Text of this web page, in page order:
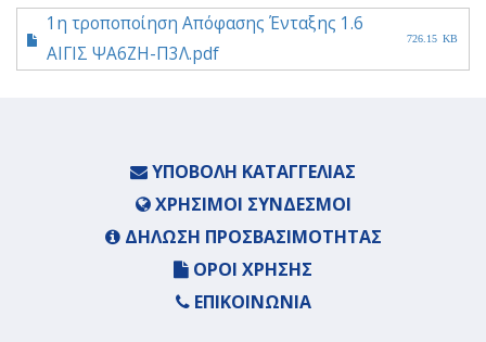
1η τροποποίηση Απόφασης Ένταξης 1.6
ΑΙΓΙΣ ΨΑ6ΖΗ-Π3Λ.pdf
726.15 KB
ΥΠΟΒΟΛΉ ΚΑΤΑΓΓΕΛΊΑΣ
ΧΡΉΣΙΜΟΙ ΣΎΝΔΕΣΜΟΙ
ΔΉΛΩΣΗ ΠΡΟΣΒΑΣΙΜΌΤΗΤΑΣ
ΌΡΟΙ ΧΡΉΣΗΣ
ΕΠΙΚΟΙΝΩΝΊΑ